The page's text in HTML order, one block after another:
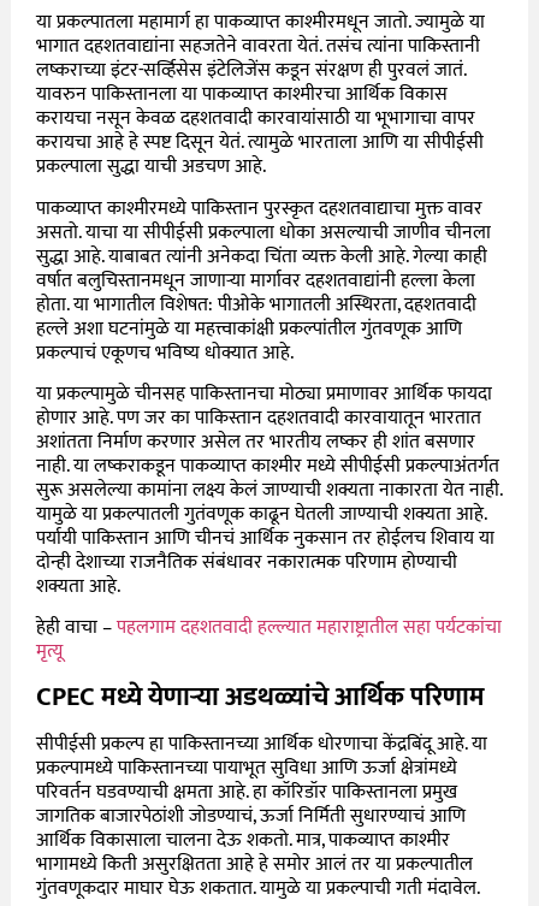
या प्रकल्पातला महामार्ग हा पाकव्याप्त काश्मीरमधून जातो. ज्यामुळे या
भागात दहशतवाद्यांना सहजतेने वावरता येतं. तसंच त्यांना पाकिस्तानी
लष्कराच्या इंटर-सर्व्हिसेस इंटेलिजेंस कडून संरक्षण ही पुरवलं जातं.
यावरुन पाकिस्तानला या पाकव्याप्त काश्मीरचा आर्थिक विकास
करायचा नसून केवळ दहशतवादी कारवायांसाठी या भूभागाचा वापर
करायचा आहे हे स्पष्ट दिसून येतं. त्यामुळे भारताला आणि या सीपीईसी
प्रकल्पाला सुद्धा याची अडचण आहे.
पाकव्याप्त काश्मीरमध्ये पाकिस्तान पुरस्कृत दहशतवाद्याचा मुक्त वावर
असतो. याचा या सीपीईसी प्रकल्पाला धोका असल्याची जाणीव चीनला
सुद्धा आहे. याबाबत त्यांनी अनेकदा चिंता व्यक्त केली आहे. गेल्या काही
वर्षात बलुचिस्तानमधून जाणाऱ्या मार्गावर दहशतवाद्यांनी हल्ला केला
होता. या भागातील विशेषत: पीओके भागातली अस्थिरता, दहशतवादी
हल्ले अशा घटनांमुळे या महत्त्वाकांक्षी प्रकल्पांतील गुंतवणूक आणि
प्रकल्पाचं एकूणच भविष्य धोक्यात आहे.
या प्रकल्पामुळे चीनसह पाकिस्तानचा मोठ्या प्रमाणावर आर्थिक फायदा
होणार आहे. पण जर का पाकिस्तान दहशतवादी कारवायातून भारतात
अशांतता निर्माण करणार असेल तर भारतीय लष्कर ही शांत बसणार
नाही. या लष्कराकडून पाकव्याप्त काश्मीर मध्ये सीपीईसी प्रकल्पाअंतर्गत
सुरू असलेल्या कामांना लक्ष्य केलं जाण्याची शक्यता नाकारता येत नाही.
यामुळे या प्रकल्पातली गुतंवणूक काढून घेतली जाण्याची शक्यता आहे.
पर्यायी पाकिस्तान आणि चीनचं आर्थिक नुकसान तर होईलच शिवाय या
दोन्ही देशाच्या राजनैतिक संबंधावर नकारात्मक परिणाम होण्याची
शक्यता आहे.
हेही वाचा –पहलगाम दहशतवादी हल्ल्यात महाराष्ट्रातील सहा पर्यटकांचा
मृत्यू
CPEC मध्ये येणाऱ्या अडथळ्यांचे आर्थिक परिणाम
सीपीईसी प्रकल्प हा पाकिस्तानच्या आर्थिक धोरणाचा केंद्रबिंदू आहे. या
प्रकल्पामध्ये पाकिस्तानच्या पायाभूत सुविधा आणि ऊर्जा क्षेत्रांमध्ये
परिवर्तन घडवण्याची क्षमता आहे. हा कॉरिडॉर पाकिस्तानला प्रमुख
जागतिक बाजारपेठांशी जोडण्याचं, ऊर्जा निर्मिती सुधारण्याचं आणि
आर्थिक विकासाला चालना देऊ शकतो. मात्र, पाकव्याप्त काश्मीर
भागामध्ये किती असुरक्षितता आहे हे समोर आलं तर या प्रकल्पातील
गुंतवणूकदार माघार घेऊ शकतात. यामुळे या प्रकल्पाची गती मंदावेल.